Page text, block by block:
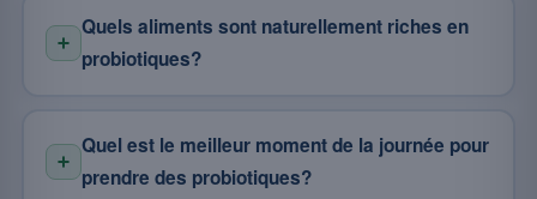
Quels aliments sont naturellement riches en
probiotiques?
Quel est le meilleur moment de la journée pour
prendre des probiotiques?